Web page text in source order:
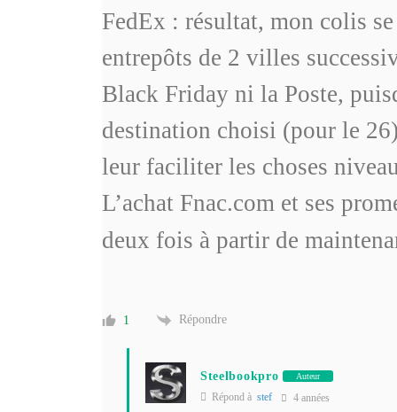
FedEx : résultat, mon colis
entrepôts de 2 villes
Black Friday ni la Poste,
destination choisi (pour le
leur faciliter les choses
L’achat Fnac.com et ses
deux fois à partir de
1 Répondre
Steelbookpro Auteur
Répond à stef 4 années